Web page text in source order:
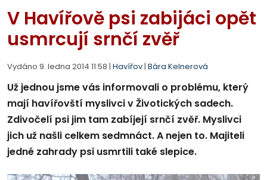
V Havířově psi zabijáci opět
usmrcují srnčí zvěř
Vydáno 9. ledna 2014 11:58 | Havířov | Bára Kelnerová
Už jednou jsme vás informovali o problému, který
mají havířovští myslivci v Životických sadech.
Zdivočelí psi jim tam zabíjejí srnčí zvěř. Myslivci
jich už našli celkem sedmnáct. A nejen to. Majiteli
jedné zahrady psi usmrtili také slepice.